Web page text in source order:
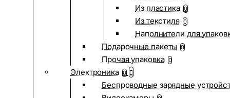
Из пластика 0
Из текстиля 0
Наполнители для
Подарочные пакеты 0
Прочая упаковка 0
Электроника 0
Беспроводные зарядные